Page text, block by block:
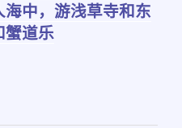
中，游浅草寺和东
蟹道乐